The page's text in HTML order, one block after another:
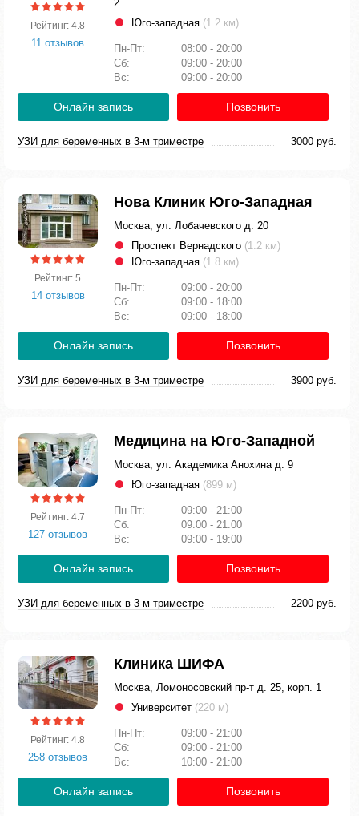
Рейтинг: 4.8
11 отзывов
2
Юго-западная (1.2 км)
Пн-Пт:
08:00 - 20:00
Сб:
09:00 - 20:00
Вс:
09:00 - 20:00
Онлайн запись Позвонить
УЗИ для беременных в 3-м триместре 3000 руб.
Рейтинг: 5
14 отзывов
Нова Клиник Юго-Западная
Москва, ул. Лобачевского д. 20
Проспект Вернадского (1.2 км)
Юго-западная (1.8 км)
Пн-Пт:
09:00 - 20:00
Сб:
09:00 - 18:00
Вс:
09:00 - 18:00
Онлайн запись Позвонить
УЗИ для беременных в 3-м триместре 3900 руб.
Рейтинг: 4.7
127 отзывов
Медицина на Юго-Западной
Москва, ул. Академика Анохина д. 9
Юго-западная (899 м)
Пн-Пт:
09:00 - 21:00
Сб:
09:00 - 21:00
Вс:
09:00 - 19:00
Онлайн запись Позвонить
УЗИ для беременных в 3-м триместре 2200 руб.
Рейтинг: 4.8
258 отзывов
Клиника ШИФА
Москва, Ломоносовский пр-т д. 25, корп. 1
Университет (220 м)
Пн-Пт:
09:00 - 21:00
Сб:
09:00 - 21:00
Вс:
10:00 - 21:00
Онлайн запись Позвонить